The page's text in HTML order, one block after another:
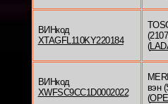
ВИНкод
XTAGFL110KY220184
(
ВИНкод
XWFSC9CC1D0002022
вэн
(